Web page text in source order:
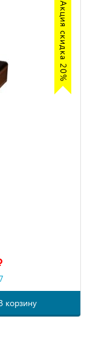
Акция скидка 20%
корзину